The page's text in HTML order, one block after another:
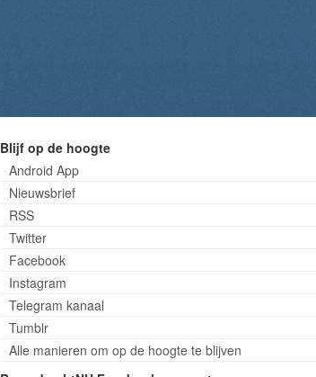
Blijf op de hoogte
Android App
Nieuwsbrief
RSS
Twitter
Facebook
Instagram
Telegram kanaal
Tumblr
Alle manieren om op de hoogte te blijven